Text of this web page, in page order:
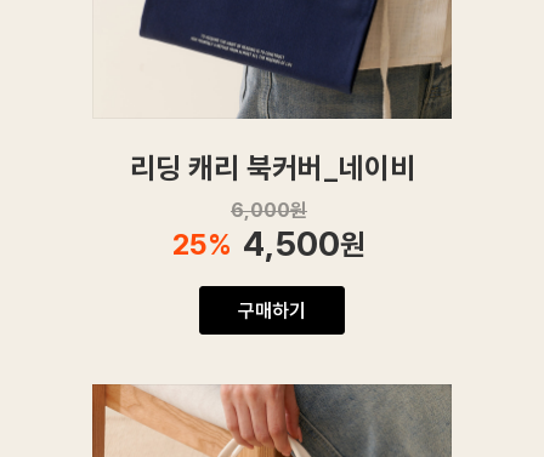
리딩 캐리 북커버_네이비
6,000원
25% 4,500원
구매하기